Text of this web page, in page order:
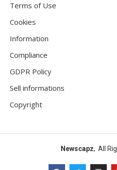
Terms of Use
Cookies
Information
Compliance
GDPR Policy
Sell informations
Copyright
Newscapz, All